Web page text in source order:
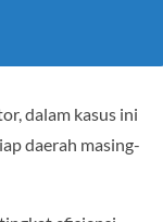
dalam kasus ini
daerah masing-